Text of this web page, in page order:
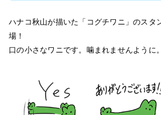
ハナコ秋山が描いた「コグチワニ」のスタ
場！
口の小さなワニです。噛まれませんように。